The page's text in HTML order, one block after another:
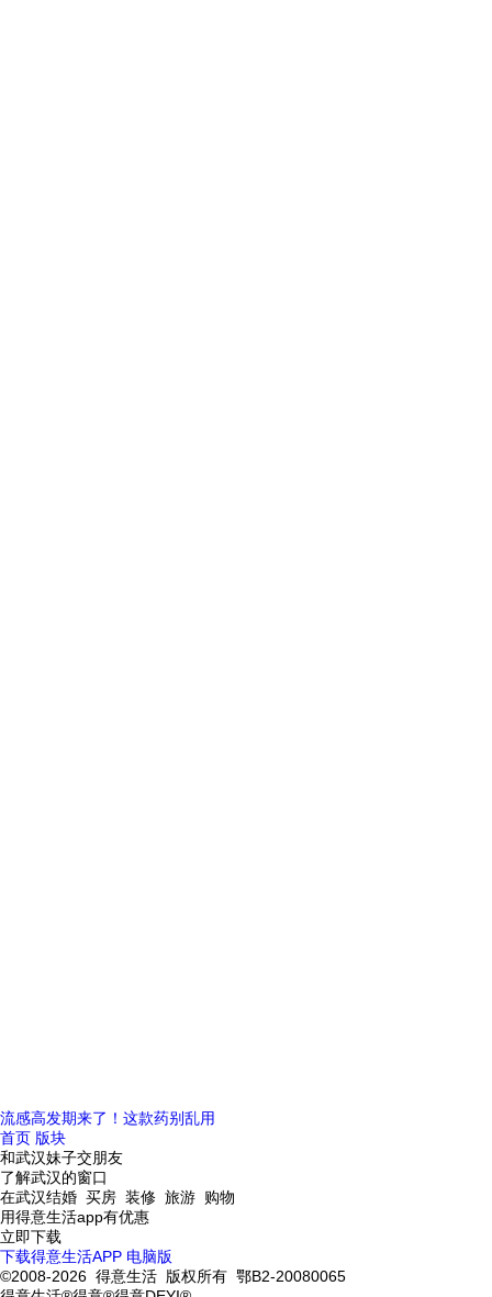
流感高发期来了！这款药别乱用
首页 版块
和武汉妹子交朋友
了解武汉的窗口
在武汉结婚 买房 装修 旅游 购物
用得意生活app有优惠
立即下载
下载得意生活APP 电脑版
©2008-2026 得意生活 版权所有 鄂B2-20080065